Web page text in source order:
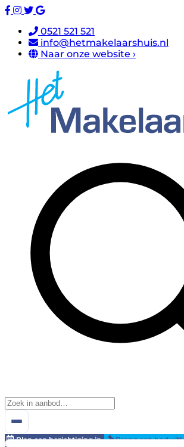
0521 521 521
info@hetmakelaarshuis.nl
Naar onze website ›
Plan een bezichtiging in Breng een bod uit!